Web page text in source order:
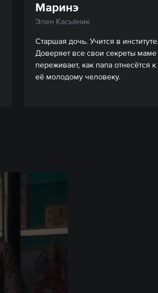
Маринэ
Элен Касьяник
Старшая дочь. Учится в
Доверяет все свои секреты маме
переживает, как папа отнесётся к